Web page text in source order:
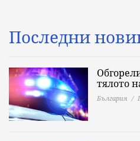
Последни
тялото
България